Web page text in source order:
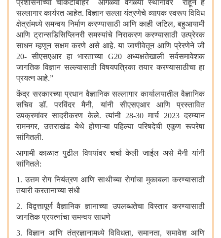
प्रशासनाच्या चौकटीबाहेर आगळ्या वेगळ्या स्थानावर राहून हे
सल्लागार कार्यरत आहेत. विज्ञान सल्ला यंत्रणेचे व्यापक स्वरूप विविध
क्षेत्रांमध्ये समन्वय निर्माण करण्यासाठी आणि काही जटिल,बहुआयामी
आणि ट्रान्सडिसिप्लिनरी समस्यांचे निराकरण करण्यासाठी उत्प्रेरक
साधन म्हणून सक्षम करणे असे आहे. या जाणीवेतून आणि प्रेरणेने जी
20- सीएसएआर हा भारताच्या G20 अध्यक्षतेखाली सर्वसमावेशक
जागतिक विज्ञान सल्ल्यासाठी विषयपत्रिका तयार करण्यासाठीचा हा
प्रयत्न आहे.”
केंद्र सरकारच्या प्रधान वैज्ञानिक सल्लागार कार्यालयातील वैज्ञानिक
सचिव डॉ. परविंदर मैनी,यांनी सीएसएआर आणि प्रस्तावित
उपक्रमांवर सादरीकरण केले. त्यांनी 28-30 मार्च 2023 दरम्यान
रामनगर,उत्तराखंड येथे होणाऱ्या पहिल्या परिषदेची एकूण रूपरेषा
सांगितली.
आगामी काळात पुढील विषयांवर चर्चा केली जाईल असे मैनी यांनी
सांगितले:
1. उत्तम रोग नियंत्रण आणि साथीच्या रोगांचा मुकाबला करण्यासाठी
तयारी करतानाच्या संधी
2. विद्वत्तापूर्ण वैज्ञानिक ज्ञानाच्या उपलब्धतेचा विस्तार करण्यासाठी
जागतिक प्रयत्नांचा समन्वय साधणे
3. विज्ञान आणि तंत्रज्ञानामध्ये विविधता,समानता,समावेश आणि